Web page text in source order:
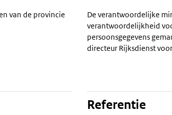
van de provincie
De verantwoordelijke
verantwoordelijkheid
persoonsgegevens
directeur Rijksdienst
Referentie